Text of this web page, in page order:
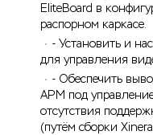
EliteBoard в
распорном каркасе.
- Установить и
для управления
- Обеспечить
АРМ под
отсутствия
(путём сборки